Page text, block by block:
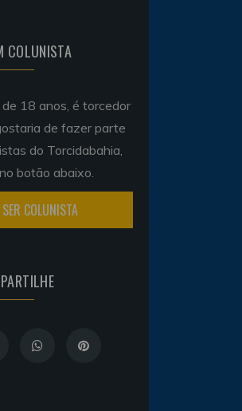
COLUNISTA
18 anos, é torcedor
de fazer parte
do Torcidabahia,
botão abaixo.
COLUNISTA